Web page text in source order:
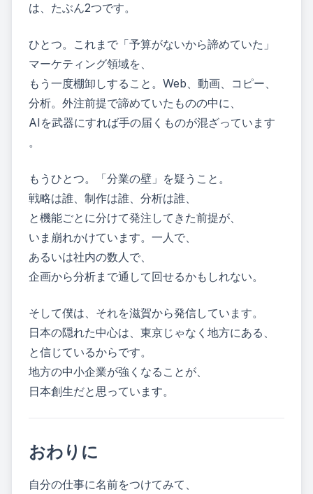
は、たぶん2つです。
ひとつ。これまで「予算がないから諦めていた」
マーケティング領域を、
もう一度棚卸しすること。Web、動画、コピー、
分析。外注前提で諦めていたものの中に、
AIを武器にすれば手の届くものが混ざっています
。
もうひとつ。「分業の壁」を疑うこと。
戦略は誰、制作は誰、分析は誰、
と機能ごとに分けて発注してきた前提が、
いま崩れかけています。一人で、
あるいは社内の数人で、
企画から分析まで通して回せるかもしれない。
そして僕は、それを滋賀から発信しています。
日本の隠れた中心は、東京じゃなく地方にある、
と信じているからです。
地方の中小企業が強くなることが、
日本創生だと思っています。
おわりに
自分の仕事に名前をつけてみて、